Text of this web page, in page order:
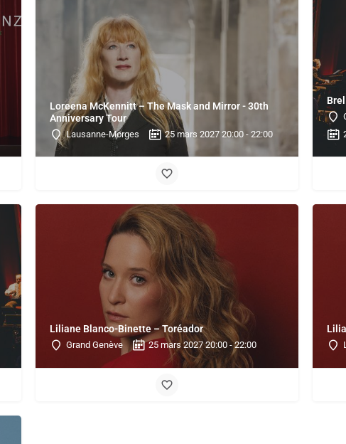
Loreena McKennitt – The Mask and Mirror - 30th
Anniversary Tour
Lausanne-Morges 25 mars 2027 20:00 - 22:00
Liliane Blanco-Binette – Toréador
Grand Genève 25 mars 2027 20:00 - 22:00